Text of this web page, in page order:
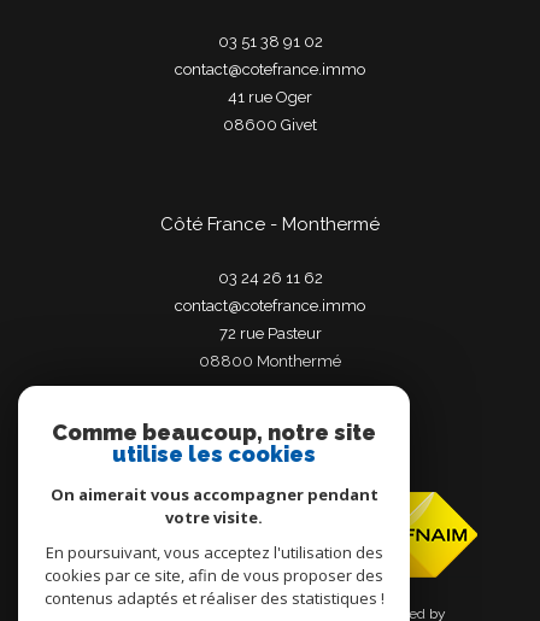
03 51 38 91 02
contact@cotefrance.immo
41 rue Oger
08600
givet
Côté France - Monthermé
03 24 26 11 62
contact@cotefrance.immo
72 rue Pasteur
08800
monthermé
Adhérents
© 2026 | Tous droits réservés | Traduction powered by
Comme beaucoup, notre site
utilise les cookies
On aimerait vous accompagner pendant
votre visite.
En poursuivant, vous acceptez l'utilisation des
cookies par ce site, afin de vous proposer des
contenus adaptés et réaliser des statistiques !